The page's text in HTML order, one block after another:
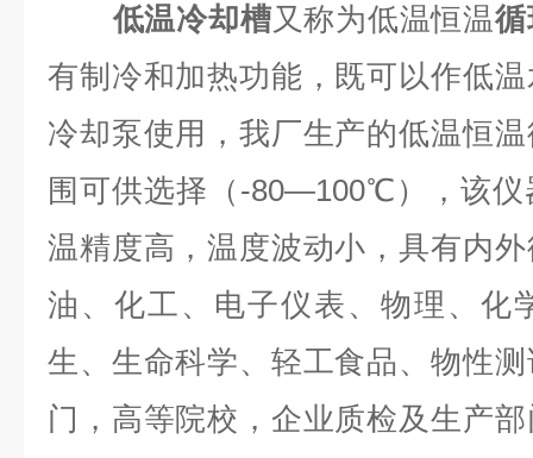
低温冷却槽又称为低温恒温
有制冷和加热功能，既可以作低
冷却泵使用，我厂生产的低温恒
围可供选择（-80—100℃），该仪
温精度高，温度波动小，具有内
油、化工、电子仪表、物理、化
生、生命科学、轻工食品、物性
门，高等院校，企业质检及生产